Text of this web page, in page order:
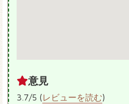
意見
3.7/5 (レビューを読む)